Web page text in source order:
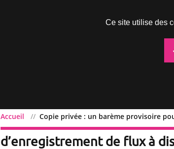
Accueil Copie privée : un barème provisoire
Copie privée : un barème
d’enregistrement de flux à
Ce site utilise des